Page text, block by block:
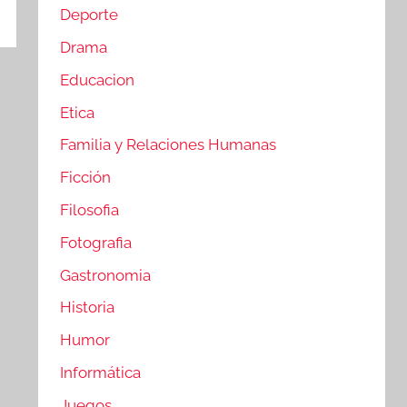
Deporte
Drama
Educacion
Etica
Familia y Relaciones Humanas
Ficción
Filosofia
Fotografia
Gastronomia
Historia
Humor
Informática